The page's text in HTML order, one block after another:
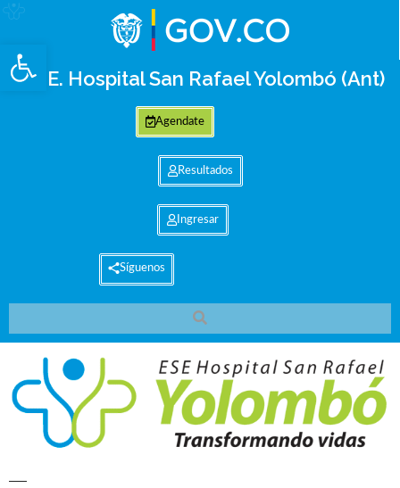
Abrir barra de herramientas
E.S.E. Hospital San Rafael Yolombó (Ant)
Agendate
Resultados
Ingresar
Síguenos